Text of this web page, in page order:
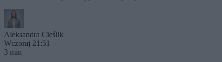
Aleksandra Cieślik
Wczoraj 21:51
3 min